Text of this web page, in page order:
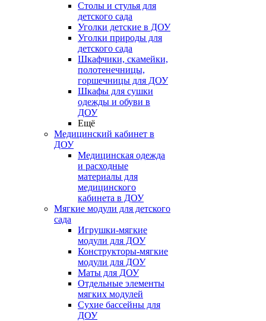
Столы и стулья для
детского сада
Уголки детские в ДОУ
Уголки природы для
детского сада
Шкафчики, скамейки,
полотенечницы,
горшечницы для ДОУ
Шкафы для сушки
одежды и обуви в
ДОУ
Ещё
Медицинский кабинет в
ДОУ
Медицинская одежда
и расходные
материалы для
медицинского
кабинета в ДОУ
Мягкие модули для детского
сада
Игрушки-мягкие
модули для ДОУ
Конструкторы-мягкие
модули для ДОУ
Маты для ДОУ
Отдельные элементы
мягких модулей
Сухие бассейны для
ДОУ